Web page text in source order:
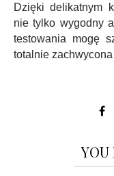
Dzięki delikatnym
nie tylko wygodny
testowania mogę
totalnie zachwycona
YOU